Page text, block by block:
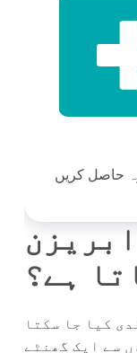
حاصل کریں
ہے؟
کیا جا سکتا
سے ایک گھنٹے